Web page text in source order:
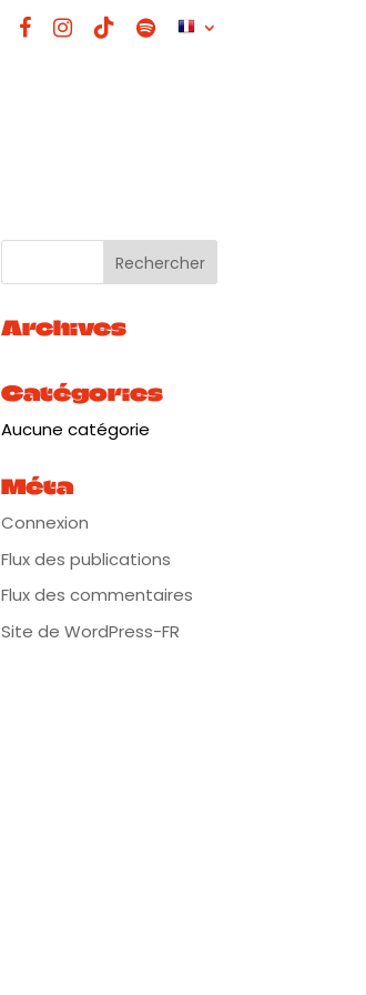
Archives
Catégories
Aucune catégorie
Méta
Connexion
Flux des publications
Flux des commentaires
Site de WordPress-FR